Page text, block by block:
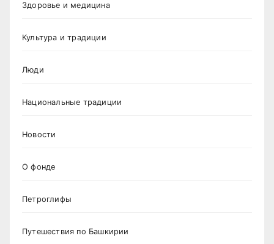
Здоровье и медицина
Культура и традиции
Люди
Национальные традиции
Новости
О фонде
Петроглифы
Путешествия по Башкирии